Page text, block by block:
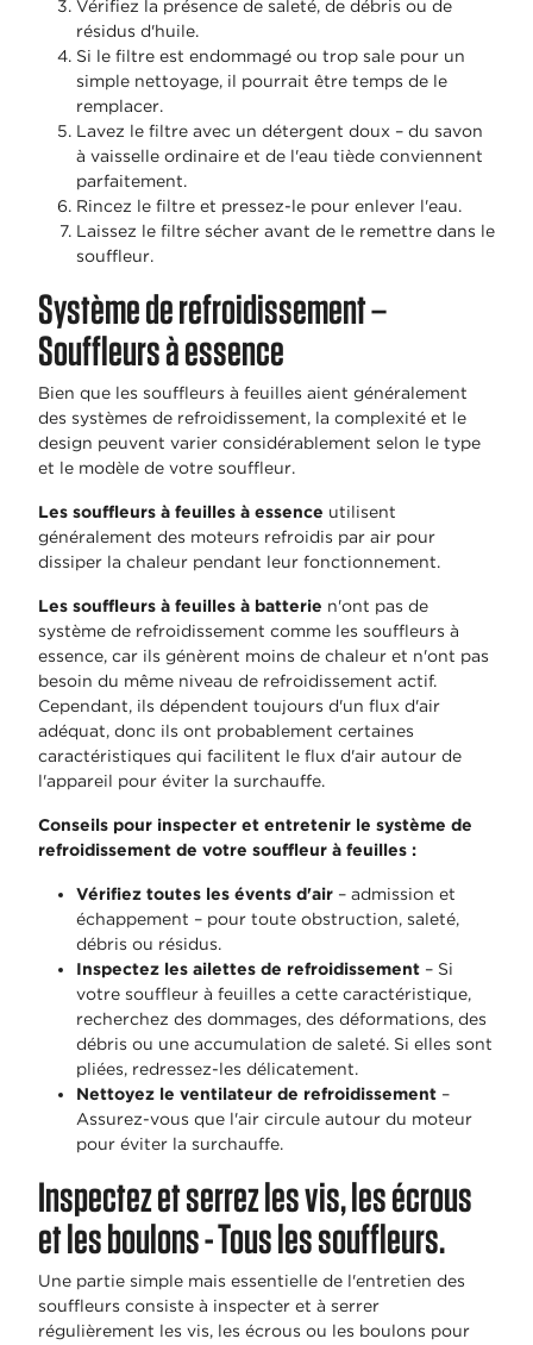
Vérifiez la présence de saleté, de débris ou de
résidus d'huile.
Si le filtre est endommagé ou trop sale pour un
simple nettoyage, il pourrait être temps de le
remplacer.
Lavez le filtre avec un détergent doux – du savon
à vaisselle ordinaire et de l'eau tiède conviennent
parfaitement.
Rincez le filtre et pressez-le pour enlever l'eau.
Laissez le filtre sécher avant de le remettre dans le
souffleur.
Système de refroidissement –
Souffleurs à essence
Bien que les souffleurs à feuilles aient généralement
des systèmes de refroidissement, la complexité et le
design peuvent varier considérablement selon le type
et le modèle de votre souffleur.
Les souffleurs à feuilles à essence utilisent
généralement des moteurs refroidis par air pour
dissiper la chaleur pendant leur fonctionnement.
Les souffleurs à feuilles à batterie n'ont pas de
système de refroidissement comme les souffleurs à
essence, car ils génèrent moins de chaleur et n'ont pas
besoin du même niveau de refroidissement actif.
Cependant, ils dépendent toujours d'un flux d'air
adéquat, donc ils ont probablement certaines
caractéristiques qui facilitent le flux d'air autour de
l'appareil pour éviter la surchauffe.
Conseils pour inspecter et entretenir le système de
refroidissement de votre souffleur à feuilles :
Vérifiez toutes les évents d'air – admission et
échappement – pour toute obstruction, saleté,
débris ou résidus.
Inspectez les ailettes de refroidissement – Si
votre souffleur à feuilles a cette caractéristique,
recherchez des dommages, des déformations, des
débris ou une accumulation de saleté. Si elles sont
pliées, redressez-les délicatement.
Nettoyez le ventilateur de refroidissement –
Assurez-vous que l'air circule autour du moteur
pour éviter la surchauffe.
Inspectez et serrez les vis, les écrous
et les boulons - Tous les souffleurs.
Une partie simple mais essentielle de l'entretien des
souffleurs consiste à inspecter et à serrer
régulièrement les vis, les écrous ou les boulons pour